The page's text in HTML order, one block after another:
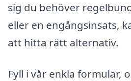
sig du behöver
eller en engångsinsats,
att hitta rätt alternativ.
Fyll i vår enkla formulär,